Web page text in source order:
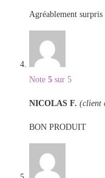
Agréablement surpris
Note 5 sur 5
NICOLAS F. (client
BON PRODUIT